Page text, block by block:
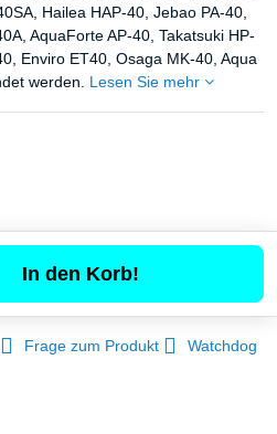
Hailea HAP-40, Jebao PA-40,
AquaForte AP-40, Takatsuki HP-
Enviro ET40, Osaga MK-40, Aqua
werden. Lesen Sie mehr
In den Korb!
Frage zum Produkt
Watchdog